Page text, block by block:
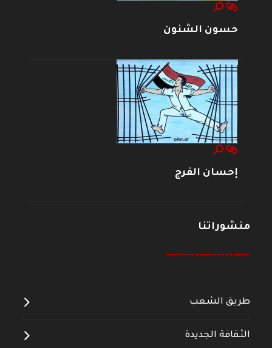
حسون الشنون
إحسان الفرج
منشوراتنا
--------------------
طريق الشعب
الثقافة الجديدة